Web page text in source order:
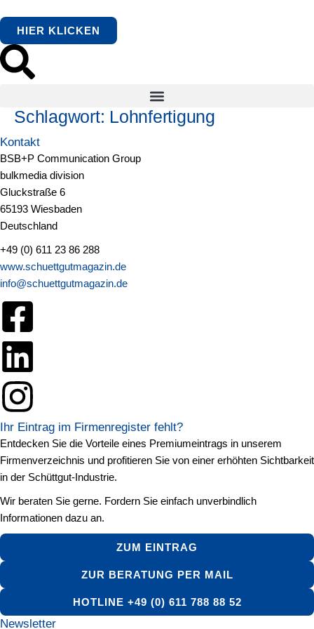
springen
HIER KLICKEN
Schlagwort: Lohnfertigung
Kontakt
BSB+P Communication Group
bulkmedia division
Gluckstraße 6
65193 Wiesbaden
Deutschland
+49 (0) 611 23 86 288
www.schuettgutmagazin.de
info@schuettgutmagazin.de
Ihr Eintrag im Firmenregister fehlt?
Entdecken Sie die Vorteile eines Premiumeintrags in unserem
Firmenverzeichnis und profitieren Sie von einer erhöhten Sichtbarkeit
in der Schüttgut-Industrie.
Wir beraten Sie gerne. Fordern Sie einfach unverbindlich
Informationen dazu an.
ZUM EINTRAG
ZUR BERATUNG PER MAIL
HOTLINE +49 (0) 611 788 88 52
Newsletter